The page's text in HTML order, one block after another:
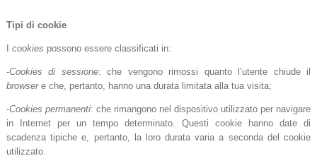
Tipi di cookie
I cookies possono essere classificati in:
-Cookies di sessione: che vengono rimossi quanto l’utente chiude il
browsere che, pertanto, hanno una durata limitata alla tua visita;
-Cookies permanenti: che rimangono nel dispositivo utilizzato per navigare
in Internet per un tempo determinato. Questi cookie hanno date di
scadenza tipiche e, pertanto, la loro durata varia a seconda del cookie
utilizzato.